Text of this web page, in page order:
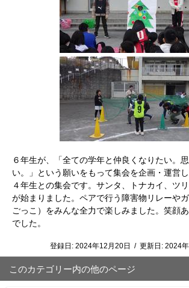
６年生が、「全ての学年と仲良くなりたい。
い。」という願いをもって集会を企画・運営
４年生との集会です。サンタ、トナカイ、ツ
が始まりました。ペアで行う障害物リレーや
ごっこ）をみんな全力で楽しみました。笑顔
でした。
登録日: 2024年12月20日 / 更新日: 2024
このカテゴリー内の他のページ